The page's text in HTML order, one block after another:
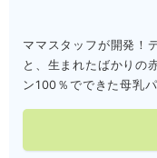
ママスタッフが開発！
と、生まれたばかりの
ン100％でできた母乳パ